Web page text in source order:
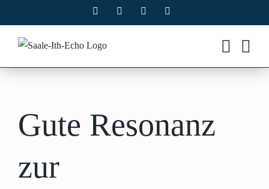
Inhalt
springen
Facebook Instagram
Gute Resonanz
zur